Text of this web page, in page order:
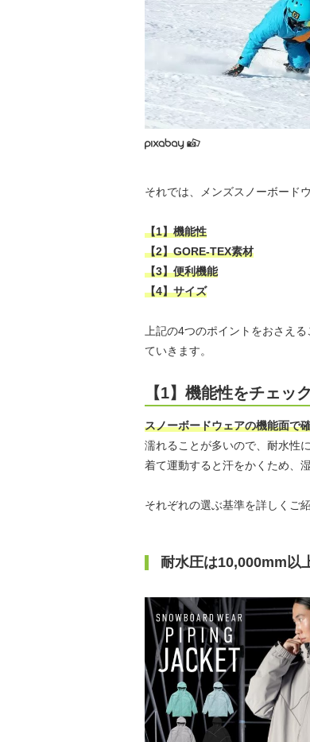
それでは、メンズスノーボード
【1】機能性
【2】GORE-TEX素材
【3】便利機能
【4】サイズ
上記の4つのポイントをおさえ
ていきます。
【1】機能性をチェック
スノーボードウェアの機能面で
濡れることが多いので、耐水性
着て運動すると汗をかくため、
それぞれの選ぶ基準を詳しくご
耐水圧は10,000mm以